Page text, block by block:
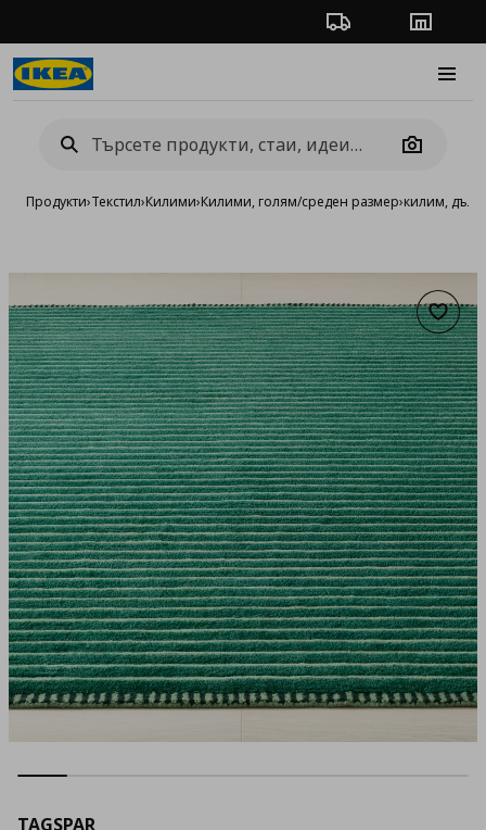
Проследяване на
Camera
Продукти›Текстил›Килими›Килими, голям/среден размер›килим,
TAGSPAR